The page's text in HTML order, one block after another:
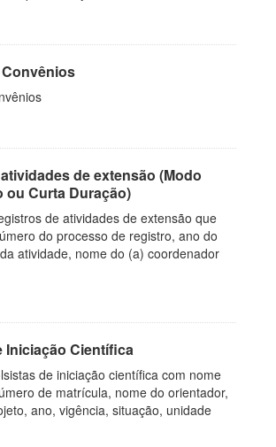
de extensão (Modo
ou Curta Duração)
de atividades de extensão que
do processo de registro, ano do
atividade, nome do (a) coordenador
Iniciação Científica
de iniciação científica com nome
de matrícula, nome do orientador,
ano, vigência, situação, unidade